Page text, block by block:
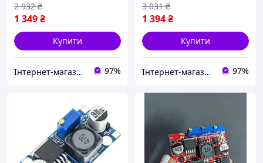
1 349₴
2 932 ₴
Купити
Інтернет-магазин Co-Di 97%
1 394₴
3 031 ₴
Купити
Інтернет-магазин Co-Di 97%